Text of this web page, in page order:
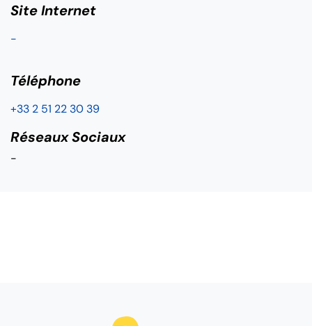
Site Internet
-
Téléphone
+33 2 51 22 30 39
Réseaux Sociaux
-